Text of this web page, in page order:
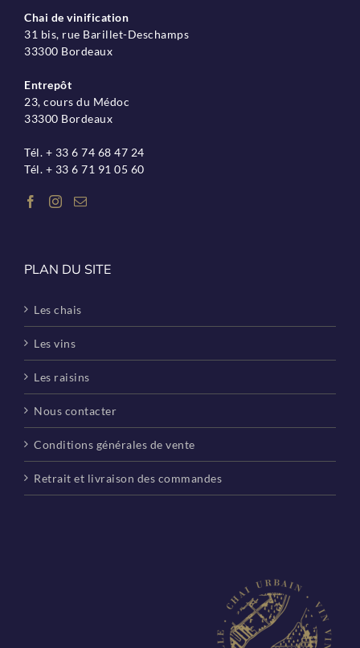
Chai de vinification
31 bis, rue Barillet-Deschamps
33300 Bordeaux
Entrepôt
23, cours du Médoc
33300 Bordeaux
Tél. + 33 6 74 68 47 24
Tél. + 33 6 71 91 05 60
PLAN DU SITE
Les chais
Les vins
Les raisins
Nous contacter
Conditions générales de vente
Retrait et livraison des commandes